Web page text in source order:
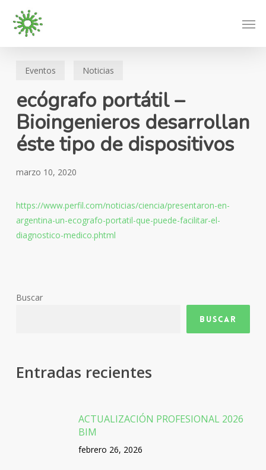
Eventos Noticias
ecógrafo portátil –
Bioingenieros desarrollan
éste tipo de dispositivos
marzo 10, 2020
https://www.perfil.com/noticias/ciencia/presentaron-en-
argentina-un-ecografo-portatil-que-puede-facilitar-el-
diagnostico-medico.phtml
Buscar
Buscar
Entradas recientes
ACTUALIZACIÓN PROFESIONAL 2026
BIM
febrero 26, 2026